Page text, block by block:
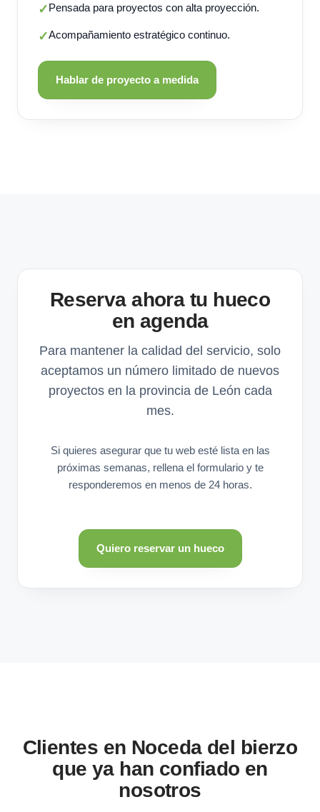
✓Pensada para proyectos con alta proyección.
✓Acompañamiento estratégico continuo.
Hablar de proyecto a medida
Reserva ahora tu hueco
en agenda
Para mantener la calidad del servicio, solo
aceptamos un número limitado de nuevos
proyectos en la provincia de León cada
mes.
Si quieres asegurar que tu web esté lista en las
próximas semanas, rellena el formulario y te
responderemos en menos de 24 horas.
Quiero reservar un hueco
Clientes en Noceda del bierzo
que ya han confiado en
nosotros